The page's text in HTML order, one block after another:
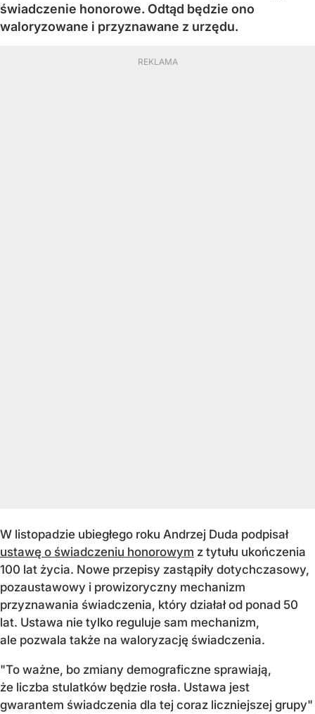
świadczenie honorowe. Odtąd będzie ono
waloryzowane i przyznawane z urzędu.
W listopadzie ubiegłego roku Andrzej Duda podpisał
ustawę o świadczeniu honorowym z tytułu ukończenia
100 lat życia. Nowe przepisy zastąpiły dotychczasowy,
pozaustawowy i prowizoryczny mechanizm
przyznawania świadczenia, który działał od ponad 50
lat. Ustawa nie tylko reguluje sam mechanizm,
ale pozwala także na waloryzację świadczenia.
"To ważne, bo zmiany demograficzne sprawiają,
że liczba stulatków będzie rosła. Ustawa jest
gwarantem świadczenia dla tej coraz liczniejszej grupy"